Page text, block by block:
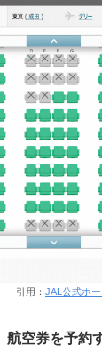
引用： JAL公式ホ
航空券を予約